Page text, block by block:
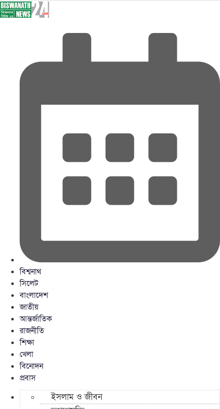
বিশ্বনাথ
সিলেট
বাংলাদেশ
জাতীয়
আন্তর্জাতিক
রাজনীতি
শিক্ষা
খেলা
বিনোদন
প্রবাস
ইসলাম ও জীবন